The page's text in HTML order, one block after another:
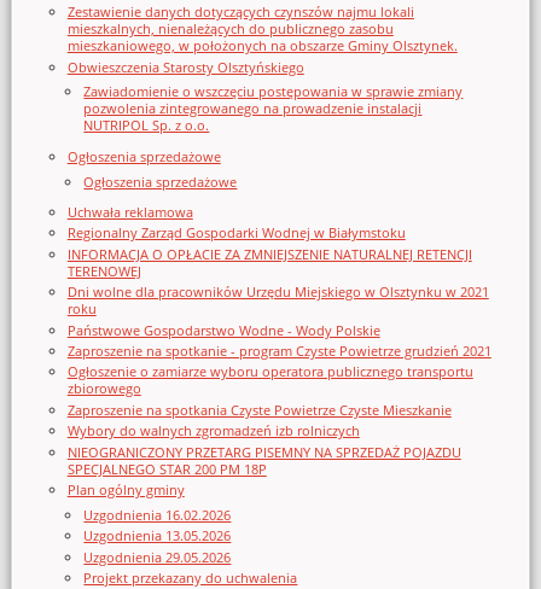
Zestawienie danych dotyczących czynszów najmu lokali
mieszkalnych, nienależących do publicznego zasobu
mieszkaniowego, w położonych na obszarze Gminy Olsztynek.
Obwieszczenia Starosty Olsztyńskiego
Zawiadomienie o wszczęciu postępowania w sprawie zmiany
pozwolenia zintegrowanego na prowadzenie instalacji
NUTRIPOL Sp. z o.o.
Ogłoszenia sprzedażowe
Ogłoszenia sprzedażowe
Uchwała reklamowa
Regionalny Zarząd Gospodarki Wodnej w Białymstoku
INFORMACJA O OPŁACIE ZA ZMNIEJSZENIE NATURALNEJ RETENCJI
TERENOWEJ
Dni wolne dla pracowników Urzędu Miejskiego w Olsztynku w 2021
roku
Państwowe Gospodarstwo Wodne - Wody Polskie
Zaproszenie na spotkanie - program Czyste Powietrze grudzień 2021
Ogłoszenie o zamiarze wyboru operatora publicznego transportu
zbiorowego
Zaproszenie na spotkania Czyste Powietrze Czyste Mieszkanie
Wybory do walnych zgromadzeń izb rolniczych
NIEOGRANICZONY PRZETARG PISEMNY NA SPRZEDAŻ POJAZDU
SPECJALNEGO STAR 200 PM 18P
Plan ogólny gminy
Uzgodnienia 16.02.2026
Uzgodnienia 13.05.2026
Uzgodnienia 29.05.2026
Projekt przekazany do uchwalenia